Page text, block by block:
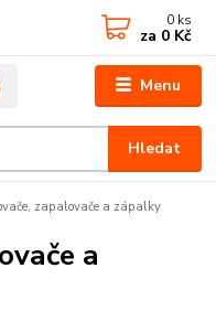
Menu
Hledat
0 ks
za 0 Kč
zapalovače a zápalky
a